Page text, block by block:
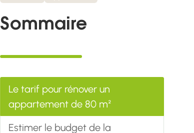
Sommaire
Le tarif pour rénover un
appartement de 80 m²
Estimer le budget de la